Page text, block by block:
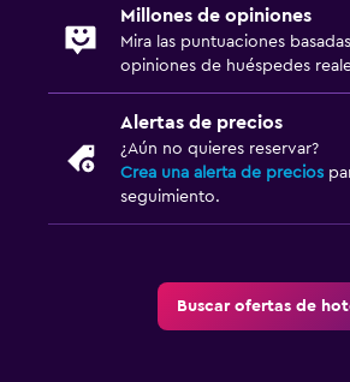
Millones de opiniones
Mira las puntuaciones
opiniones de huéspedes
Alertas de precios
¿Aún no quieres reservar?
Crea una alerta de precios
seguimiento.
Buscar ofertas de